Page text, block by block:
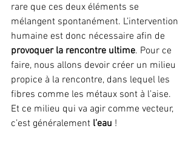
rare que ces deux éléments se
mélangent spontanément. L’intervention
humaine est donc nécessaire afin de
provoquer la rencontre ultime. Pour ce
faire, nous allons devoir créer un milieu
propice à la rencontre, dans lequel les
fibres comme les métaux sont à l’aise.
Et ce milieu qui va agir comme vecteur,
c’est généralement l’eau !